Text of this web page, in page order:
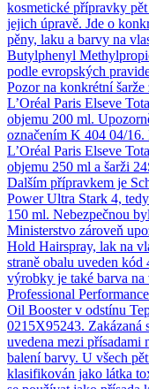
kosmetické přípravky
jejich úpravě. Jde o
pěny, laku a barvy na
Butylphenyl
podle evropských
Pozor na konkrétní
L’Oréal Paris Elseve
objemu 200 ml.
označením K 404 04/
L’Oréal Paris Elseve
objemu 250 ml a šarži
Dalším přípravkem je
Power Ultra Stark 4,
150 ml. Nebezpečnou
Ministerstvo zároveň
Hold Hairspray, lak na
straně obalu uveden
výrobky je také barva
Professional
Oil Booster v odstínu
0215X95243. Zakázaná
uvedena mezi přísadami
balení barvy. U všech
klasifikován jako látka